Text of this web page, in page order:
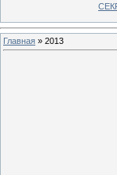
Главная » 2013